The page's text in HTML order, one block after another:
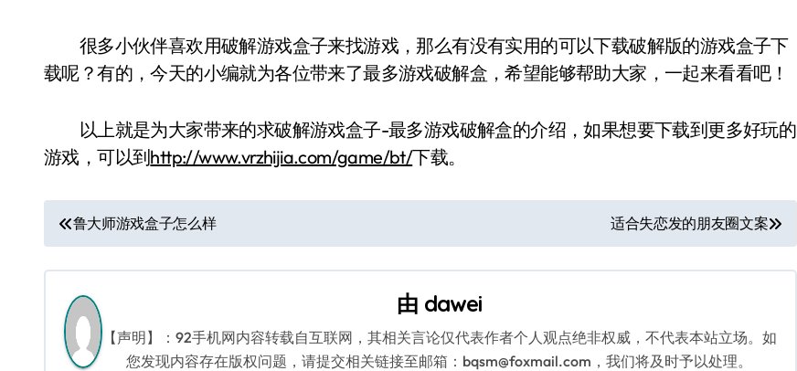
很多小伙伴喜欢用破解游戏盒子来找游戏，那么有没有实用的可以下载破解版的游戏盒子下
载呢？有的，今天的小编就为各位带来了最多游戏破解盒，希望能够帮助大家，一起来看看吧！
以上就是为大家带来的求破解游戏盒子-最多游戏破解盒的介绍，如果想要下载到更多好玩的
游戏，可以到http://www.vrzhijia.com/game/bt/下载。
文
章
导
航
鲁大师游戏盒子怎么样 适合失恋发的朋友圈文案
由 dawei
【声明】：92手机网内容转载自互联网，其相关言论仅代表作者个人观点绝非权威，不代表本站立场。如
您发现内容存在版权问题，请提交相关链接至邮箱：bqsm@foxmail.com，我们将及时予以处理。